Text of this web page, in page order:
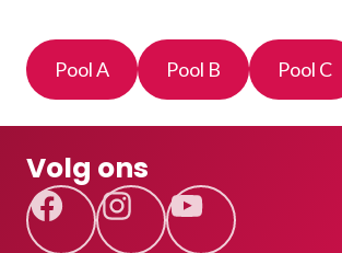
Pool A Pool B Pool C
Volg ons
FacebookInstagramYouTube